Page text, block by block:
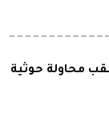
محاولة حوثية